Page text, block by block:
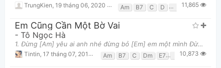
TrungKien, 19 tháng 06, 2020 lúc 10:00pm Am B7 C D Em G
11,865
Em Cũng Cần Một Bờ Vai
- Tô Ngọc Hà
1. Đừng [Am] yêu ai anh nhé đừng bỏ [Em] em một mình Đừng [F] nói lời ong bướm mật [G] ngọt đầu [C]
Tintin 17 tháng 07, 2019 lúc 03:22am Am B7 C Dm E7 F G
10,873